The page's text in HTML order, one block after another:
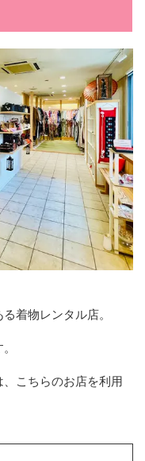
着物レンタル店。
こちらのお店を利用